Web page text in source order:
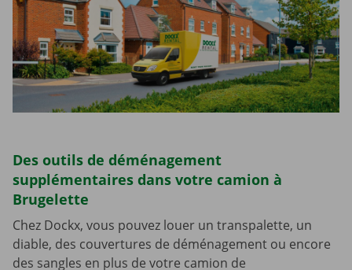
Des outils de déménagement
supplémentaires dans votre camion à
Brugelette
Chez Dockx, vous pouvez louer un transpalette, un
diable, des couvertures de déménagement ou encore
des sangles en plus de votre camion de